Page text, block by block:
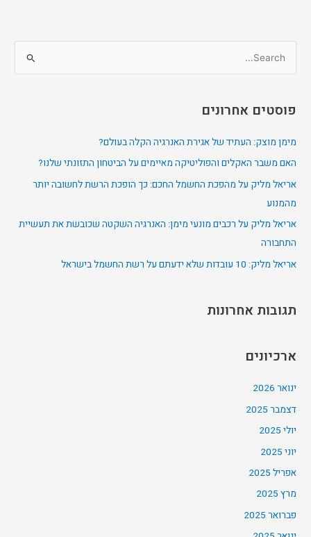
e
r
o
r
:
פוסטים אחרונים
מימן מוצק: העתיד של אגירת האנרגיה הקלה בעולם?
האם משבר האקלים והפוליטיקה מאיימים על הביטחון התזונתי שלנו?
אריאל מליק על מהפכת החשמל החכם: כך הופכת הרשת לחשובה יותר
מהמנוע
אריאל מליק על רכבים מונעי מימן: האנרגיה השקטה שכובשת את תעשיית
התחבורה
אריאל מליק: 10 עובדות שלא ידעתם על רשת החשמל בישראל
תגובות אחרונות
ארכיונים
ינואר 2026
דצמבר 2025
יולי 2025
יוני 2025
אפריל 2025
מרץ 2025
פברואר 2025